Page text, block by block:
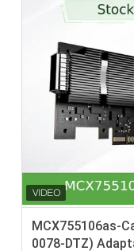
MCX755106as-
0078-DTZ)